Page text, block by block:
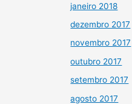
janeiro 2018
dezembro 2017
novembro 2017
outubro 2017
setembro 2017
agosto 2017